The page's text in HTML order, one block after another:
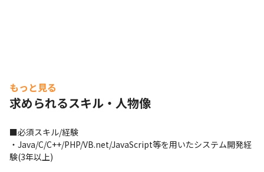
もっと見る
求められるスキル・人物像
■必須スキル/経験
・Java/C/C++/PHP/VB.net/JavaScript等を用いたシステム開発経
験(3年以上)